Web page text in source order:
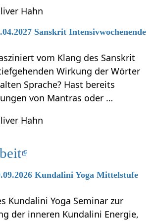
Hahn
Sanskrit Intensivwochenende
vom Klang des Sanskrit
Wirkung der Wörter
Sprache? Hast bereits
von Mantras oder …
Hahn
Kundalini Yoga Mittelstufe
Kundalini Yoga Seminar zur
der inneren Kundalini Energie,